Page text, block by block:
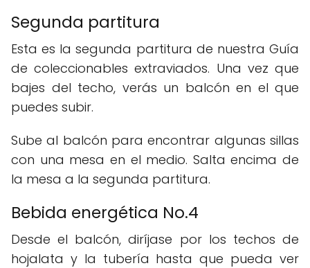
Segunda partitura
Esta es la segunda partitura de nuestra Guía
de coleccionables extraviados. Una vez que
bajes del techo, verás un balcón en el que
puedes subir.
Sube al balcón para encontrar algunas sillas
con una mesa en el medio. Salta encima de
la mesa a la segunda partitura.
Bebida energética No.4
Desde el balcón, diríjase por los techos de
hojalata y la tubería hasta que pueda ver